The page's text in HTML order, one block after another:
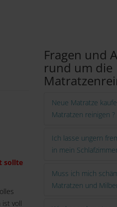
sollte
ist voll
Fragen und
rund um die
Neue Matratze
Matratzen reinigen ?
Ich lasse ungern
in mein
Muss ich mich
Matratzen und